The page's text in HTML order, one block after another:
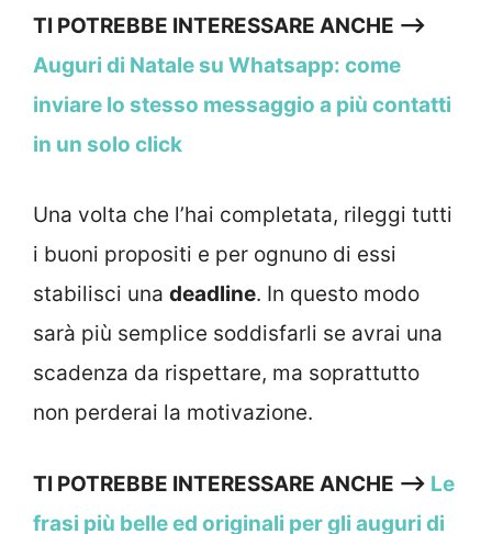
TI POTREBBE INTERESSARE ANCHE —>
Auguri di Natale su Whatsapp: come
inviare lo stesso messaggio a più contatti
in un solo click
Una volta che l’hai completata, rileggi tutti
i buoni propositi e per ognuno di essi
stabilisci una deadline. In questo modo
sarà più semplice soddisfarli se avrai una
scadenza da rispettare, ma soprattutto
non perderai la motivazione.
TI POTREBBE INTERESSARE ANCHE —> Le
frasi più belle ed originali per gli auguri di